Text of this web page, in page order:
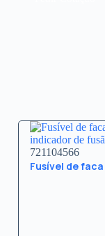
721104566
Fusível de